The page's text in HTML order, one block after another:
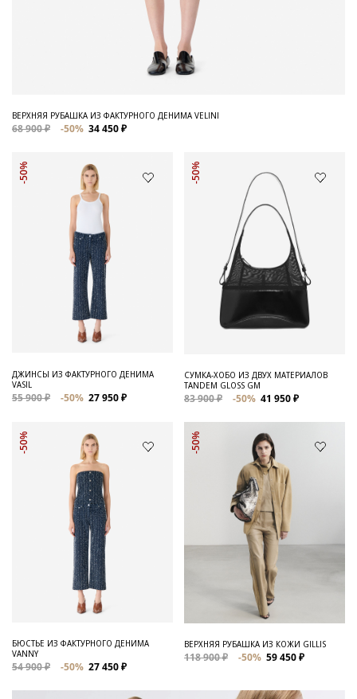
ВЕРХНЯЯ РУБАШКА ИЗ ФАКТУРНОГО ДЕНИМА VELINI
68 900 ₽ -50% 34 450 ₽
-50%
ДЖИНСЫ ИЗ ФАКТУРНОГО ДЕНИМА
VASIL
55 900 ₽ -50% 27 950 ₽
-50%
СУМКА-ХОБО ИЗ ДВУХ МАТЕРИАЛОВ
TANDEM GLOSS GM
83 900 ₽ -50% 41 950 ₽
-50%
БЮСТЬЕ ИЗ ФАКТУРНОГО ДЕНИМА
VANNY
54 900 ₽ -50% 27 450 ₽
-50%
ВЕРХНЯЯ РУБАШКА ИЗ КОЖИ GILLIS
118 900 ₽ -50% 59 450 ₽